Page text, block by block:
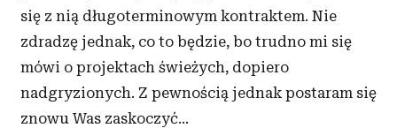
się z nią długoterminowym kontraktem. Nie
zdradzę jednak, co to będzie, bo trudno mi się
mówi o projektach świeżych, dopiero
nadgryzionych. Z pewnością jednak postaram się
znowu Was zaskoczyć...